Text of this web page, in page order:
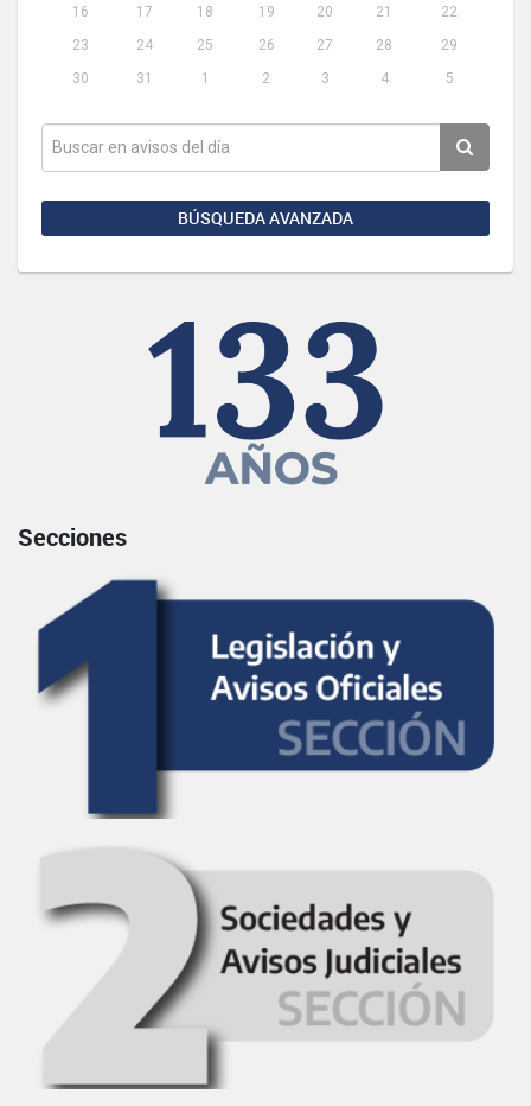
16
17 18 19 20 21
22
23
24 25 26 27 28
29
30
31 1 2 3 4 5
BÚSQUEDA AVANZADA
Secciones